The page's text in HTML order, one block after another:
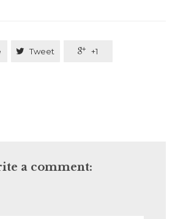
 Tweet  +1
a comment: